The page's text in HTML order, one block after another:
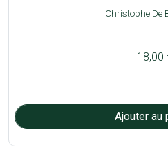
Christophe De
18,00